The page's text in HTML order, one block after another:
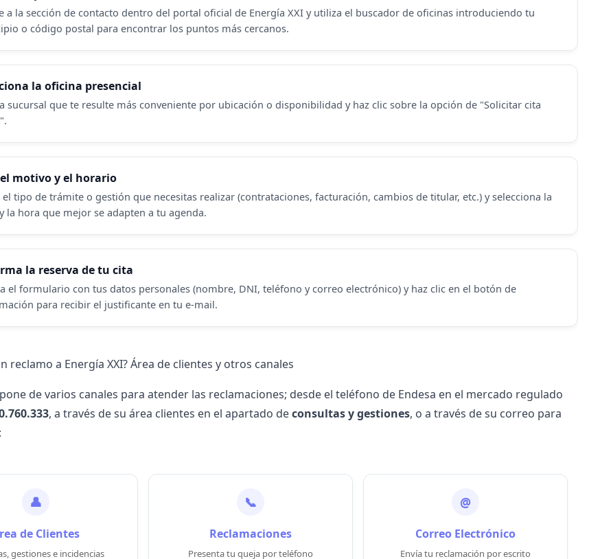
a la sección de contacto dentro del portal oficial de Energía XXI y utiliza el buscador de oficinas introduciendo tu
o código postal para encontrar los puntos más cercanos.
la oficina presencial
sucursal que te resulte más conveniente por ubicación o disponibilidad y haz clic sobre la opción de "Solicitar cita
motivo y el horario
tipo de trámite o gestión que necesitas realizar (contrataciones, facturación, cambios de titular, etc.) y selecciona la
la hora que mejor se adapten a tu agenda.
la reserva de tu cita
el formulario con tus datos personales (nombre, DNI, teléfono y correo electrónico) y haz clic en el botón de
para recibir el justificante en tu e-mail.
reclamo a Energía XXI? Área de clientes y otros canales
de varios canales para atender las reclamaciones; desde el teléfono de Endesa en el mercado regulado
, a través de su área clientes en el apartado deconsultas y gestiones, o a través de su correo para
👤
de Clientes
gestiones e incidencias
📞
Reclamaciones
Presenta tu queja por teléfono
@
Correo Electrónico
Envía tu reclamación por escrito